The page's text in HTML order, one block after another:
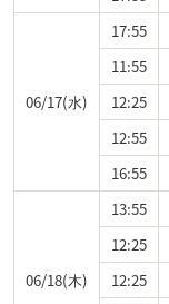
06/17(水)
17:55
11:55
12:25
12:55
16:55
06/18(木)
13:55
12:25
12:25